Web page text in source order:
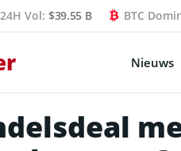
24H Vol: $39.55 B BTC
Nieuws